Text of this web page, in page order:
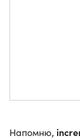
Напомню,